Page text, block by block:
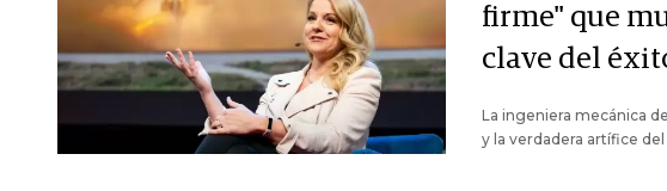
firme" que
clave del
La ingeniera mecánica
y la verdadera artífice